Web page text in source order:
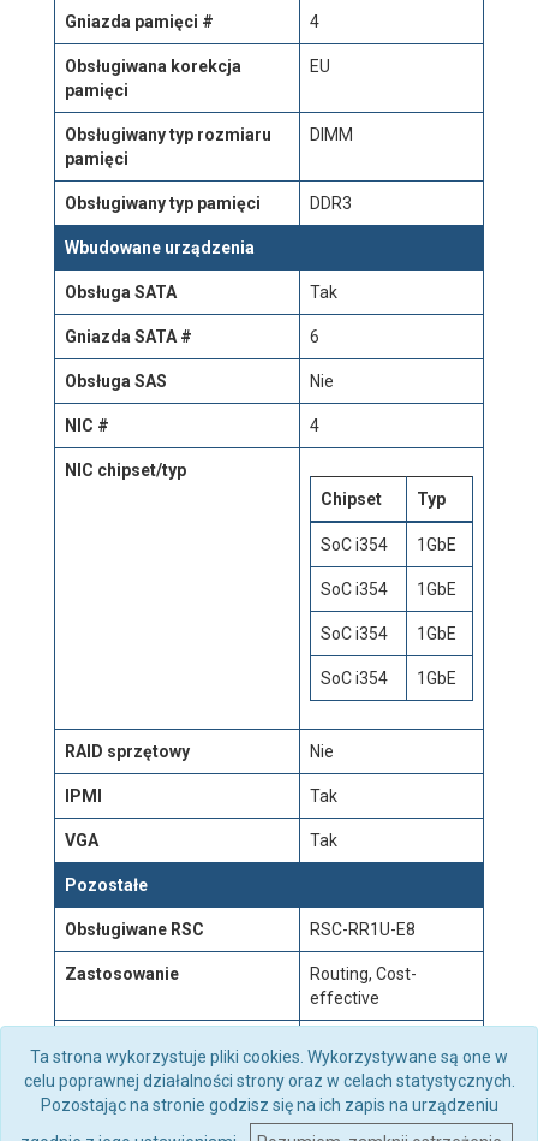
Gniazda pamięci # 4
Obsługiwana korekcja
pamięci
EU
Obsługiwany typ rozmiaru
pamięci
DIMM
Obsługiwany typ pamięci DDR3
Wbudowane urządzenia
Obsługa SATA Tak
Gniazda SATA # 6
Obsługa SAS Nie
NIC # 4
NIC chipset/typ
Chipset
Typ
SoC i354 1GbE
SoC i354 1GbE
SoC i354 1GbE
SoC i354 1GbE
RAID sprzętowy Nie
IPMI Tak
VGA Tak
Pozostałe
Obsługiwane RSC RSC-RR1U-E8
Zastosowanie
Routing, Cost-
effective
Ta strona wykorzystuje pliki cookies. Wykorzystywane są one w
celu poprawnej działalności strony oraz w celach statystycznych.
Pozostając na stronie godzisz się na ich zapis na urządzeniu